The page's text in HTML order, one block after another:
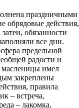
праздничными
обрядовые действия,
обязанности
все дни.
предельной
радости и
масленицы имел
закреплены
правила
– встреча,
– лакомка,